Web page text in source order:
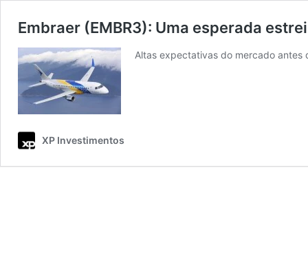
Embraer (EMBR3): Uma esperada
Altas expectativas do mercado antes
XP Investimentos